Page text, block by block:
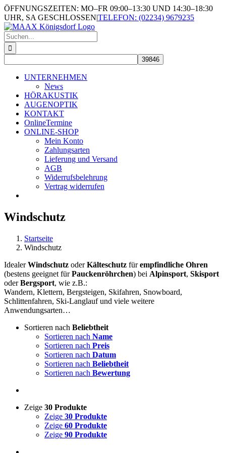
Skip
to
content
ÖFFNUNGSZEITEN: MO–FR 09:00–13:30 UND 14:30–18:30
UHR, SA GESCHLOSSEN|TELEFON: (02234) 9679235
Suche
nach:
UNTERNEHMEN
News
HÖRAKUSTIK
AUGENOPTIK
KONTAKT
OnlineTermine
ONLINE-SHOP
Mein Konto
Zahlungsarten
Lieferung und Versand
AGB
Widerrufsbelehrung
Vertrag widerrufen
Windschutz
Startseite
Windschutz
IdealerWindschutz oderKälteschutz fürempfindliche Ohren
(bestens geeignet fürPauckenröhrchen) bei Alpinsport, Skisport
oderBergsport, wie z.B.:
Wandern, Klettern, Bergsteigen, Skifahren, Snowboard,
Schlittenfahren, Ski-Langlauf und viele weitere
Anwendungsarten…
Sortieren nach Beliebtheit
Sortieren nach Name
Sortieren nach Preis
Sortieren nach Datum
Sortieren nach Beliebtheit
Sortieren nach Bewertung
Zeige 30 Produkte
Zeige 30 Produkte
Zeige 60 Produkte
Zeige 90 Produkte